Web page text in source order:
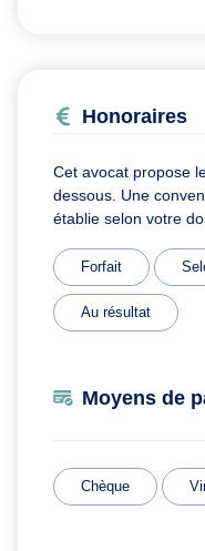
Honoraires
Cet avocat propose
dessous. Une
établie selon votre
Forfait
Au résultat
Moyens de
Chèque